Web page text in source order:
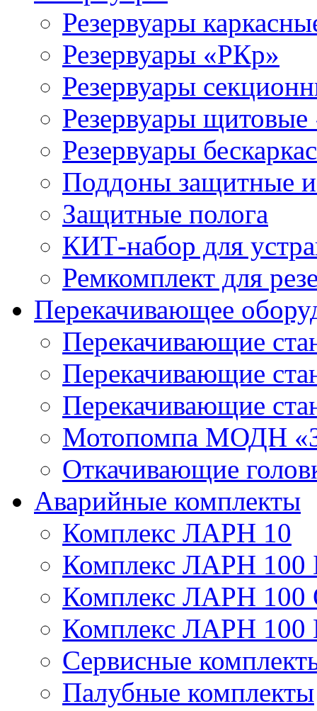
Резервуары
Резервуары «РКр»
Резервуары
Резервуары
Резервуары
Поддоны защитные
Защитные полога
КИТ-набор для
Ремкомплект для
Перекачивающее
Перекачивающие
Перекачивающие
Перекачивающие
Мотопомпа МОДН
Откачивающие
Аварийные комплекты
Комплекс ЛАРН 10
Комплекс ЛАРН 100
Комплекс ЛАРН 100
Комплекс ЛАРН 100
Сервисные
Палубные комплекты